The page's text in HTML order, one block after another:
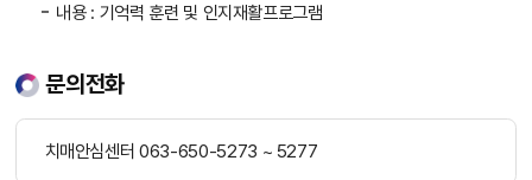
내용 : 기억력 훈련 및 인지재활프로그램
문의전화
치매안심센터 063-650-5273 ~ 5277